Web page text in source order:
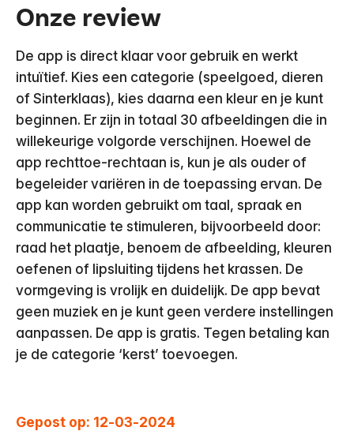
Onze review
De app is direct klaar voor gebruik en werkt
intuïtief. Kies een categorie (speelgoed, dieren
of Sinterklaas), kies daarna een kleur en je kunt
beginnen. Er zijn in totaal 30 afbeeldingen die in
willekeurige volgorde verschijnen. Hoewel de
app rechttoe-rechtaan is, kun je als ouder of
begeleider variëren in de toepassing ervan. De
app kan worden gebruikt om taal, spraak en
communicatie te stimuleren, bijvoorbeeld door:
raad het plaatje, benoem de afbeelding, kleuren
oefenen of lipsluiting tijdens het krassen. De
vormgeving is vrolijk en duidelijk. De app bevat
geen muziek en je kunt geen verdere instellingen
aanpassen. De app is gratis. Tegen betaling kan
je de categorie ‘kerst’ toevoegen.
Gepost op: 12-03-2024